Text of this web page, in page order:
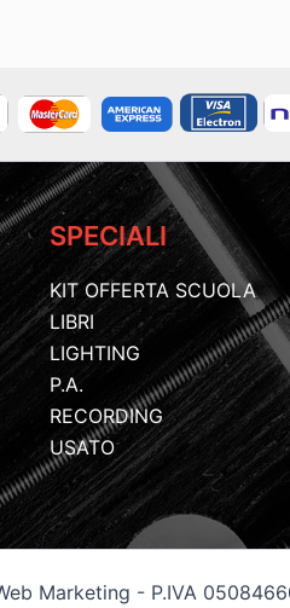
SPECIALI
KIT OFFERTA SCUOLA
LIBRI
LIGHTING
P.A.
RECORDING
USATO
Marketing - P.IVA